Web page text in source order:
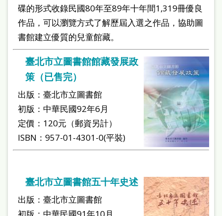
碟的形式收錄民國80年至89年十年間1,319冊優良
作品，可以瀏覽方式了解歷屆入選之作品，協助圖
書館建立優質的兒童館藏。
臺北市立圖書館館藏發展政
策（已售完）
出版：臺北市立圖書館
初版：中華民國92年6月
定價：120元（郵資另計）
ISBN：957-01-4301-0(平裝)
臺北市立圖書館五十年史述
出版：臺北市立圖書館
初版：中華民國91年10月